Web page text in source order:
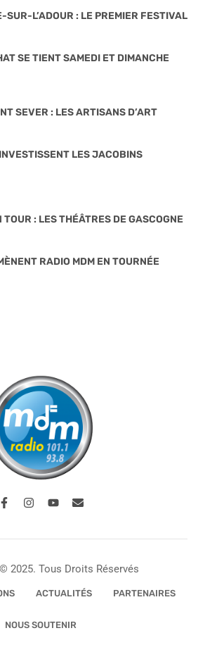
SUR-L’ADOUR : LE PREMIER FESTIVAL
SE TIENT SAMEDI ET DIMANCHE
SEVER : LES ARTISANS D’ART
INVESTISSENT LES JACOBINS
TOUR : LES THÉÂTRES DE GASCOGNE
RADIO MDM EN TOURNÉE
2025. Tous Droits Réservés
ACTUALITÉS PARTENAIRES
NOUS SOUTENIR